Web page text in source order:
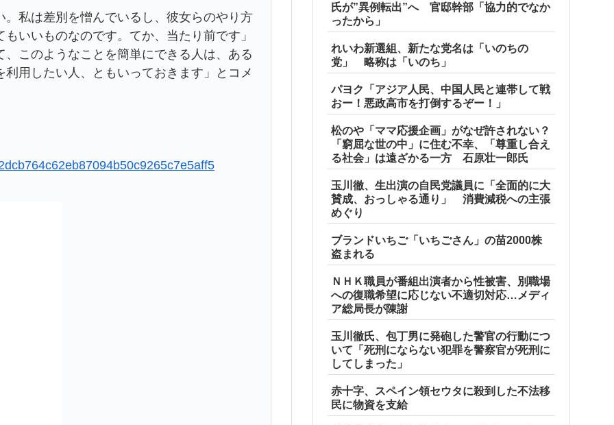
私は差別を憎んでいるし、彼女らのやり方
いいものなのです。てか、当たり前です」
このようなことを簡単にできる人は、ある
用したい人、ともいっておきます」とコメ
氏が”異例転出”へ 官邸幹部「協力的でなか
ったから」
れいわ新選組、新たな党名は「いのちの
党」 略称は「いのち」
パヨク「アジア人民、中国人民と連帯して戦
おー！悪政高市を打倒するぞー！」
松のや「ママ応援企画」がなぜ許されない？
「窮屈な世の中」に住む不幸、「尊重し合え
る社会」は遠ざかる一方 石原壮一郎氏
玉川徹、生出演の自民党議員に「全面的に大
賛成、おっしゃる通り」 消費減税への主張
めぐり
ブランドいちご「いちごさん」の苗2000株
盗まれる
ＮＨＫ職員が番組出演者から性被害、別職場
への復職希望に応じない不適切対応…メディ
ア総局長が陳謝
玉川徹氏、包丁男に発砲した警官の行動につ
いて「死刑にならない犯罪を警察官が死刑に
してしまった」
赤十字、スペイン領セウタに殺到した不法移
民に物資を支給